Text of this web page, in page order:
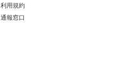
利用規約
通報窓口